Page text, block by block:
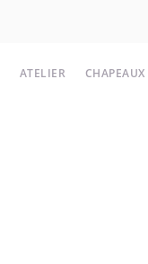
ATELIER CHAPEAUX